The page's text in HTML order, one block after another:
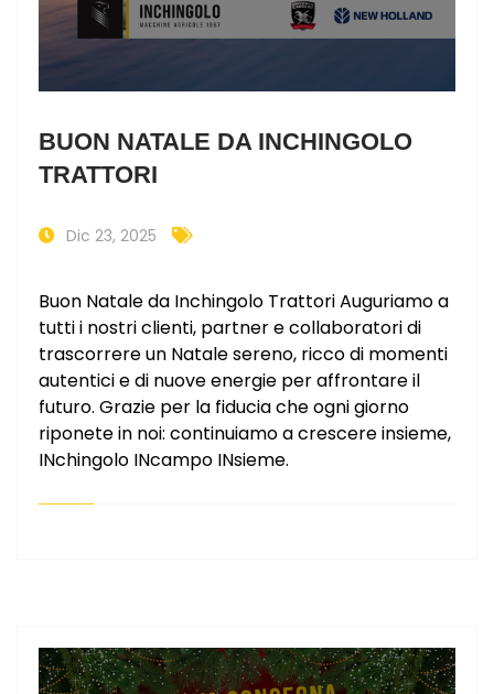
BUON NATALE DA INCHINGOLO
TRATTORI
Dic 23, 2025
Buon Natale da Inchingolo Trattori Auguriamo a
tutti i nostri clienti, partner e collaboratori di
trascorrere un Natale sereno, ricco di momenti
autentici e di nuove energie per affrontare il
futuro. Grazie per la fiducia che ogni giorno
riponete in noi: continuiamo a crescere insieme,
INchingolo INcampo INsieme.